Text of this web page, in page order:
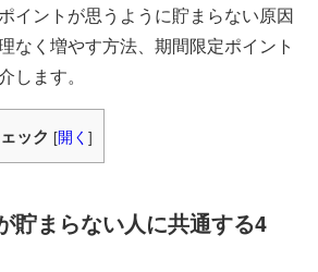
イントが思うように貯まらない原因
なく増やす方法、期間限定ポイント
します。
ック [開く ]
貯まらない人に共通する4